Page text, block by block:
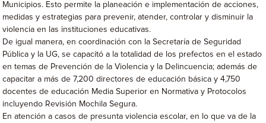
Municipios. Esto permite la planeación e implementación de acciones,
medidas y estrategias para prevenir, atender, controlar y disminuir la
violencia en las instituciones educativas.
De igual manera, en coordinación con la Secretaría de Seguridad
Pública y la UG, se capacitó a la totalidad de los prefectos en el estado
en temas de Prevención de la Violencia y la Delincuencia; además de
capacitar a más de 7,200 directores de educación básica y 4,750
docentes de educación Media Superior en Normativa y Protocolos
incluyendo Revisión Mochila Segura.
En atención a casos de presunta violencia escolar, en lo que va de la